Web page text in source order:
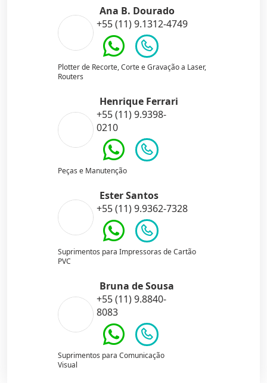
Ana B. Dourado
+55 (11) 9.1312-4749
Plotter de Recorte, Corte e Gravação a Laser,
Routers
Henrique Ferrari
+55 (11) 9.9398-
0210
Peças e Manutenção
Ester Santos
+55 (11) 9.9362-7328
Suprimentos para Impressoras de Cartão
PVC
Bruna de Sousa
+55 (11) 9.8840-
8083
Suprimentos para Comunicação
Visual